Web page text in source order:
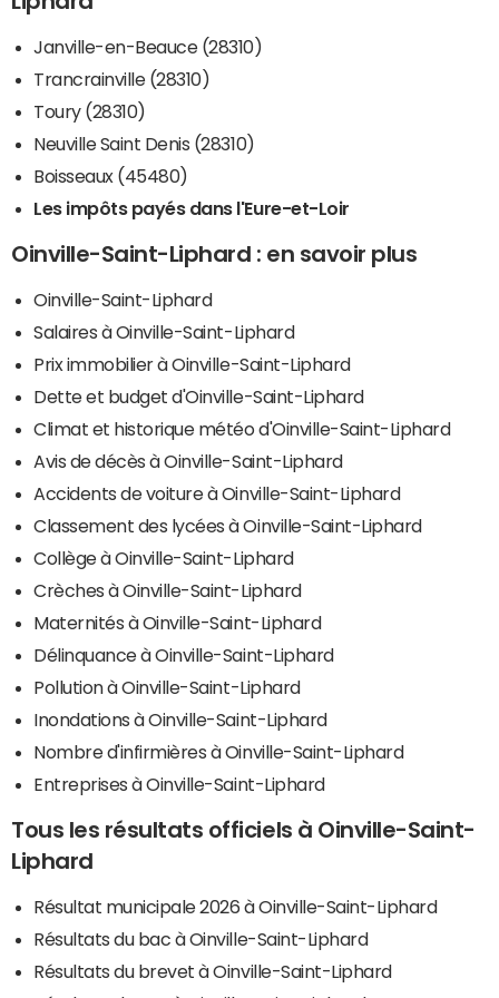
Janville-en-Beauce (28310)
Trancrainville (28310)
Toury (28310)
Neuville Saint Denis (28310)
Boisseaux (45480)
Les impôts payés dans l'Eure-et-Loir
Oinville-Saint-Liphard : en savoir plus
Oinville-Saint-Liphard
Salaires à Oinville-Saint-Liphard
Prix immobilier à Oinville-Saint-Liphard
Dette et budget d'Oinville-Saint-Liphard
Climat et historique météo d'Oinville-Saint-Liphard
Avis de décès à Oinville-Saint-Liphard
Accidents de voiture à Oinville-Saint-Liphard
Classement des lycées à Oinville-Saint-Liphard
Collège à Oinville-Saint-Liphard
Crèches à Oinville-Saint-Liphard
Maternités à Oinville-Saint-Liphard
Délinquance à Oinville-Saint-Liphard
Pollution à Oinville-Saint-Liphard
Inondations à Oinville-Saint-Liphard
Nombre d'infirmières à Oinville-Saint-Liphard
Entreprises à Oinville-Saint-Liphard
Tous les résultats officiels à Oinville-Saint-
Liphard
Résultat municipale 2026 à Oinville-Saint-Liphard
Résultats du bac à Oinville-Saint-Liphard
Résultats du brevet à Oinville-Saint-Liphard